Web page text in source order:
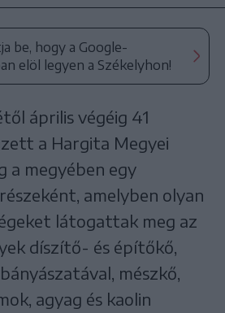
be, hogy a Google-
elöl legyen a Székelyhon!
április végéig 41
a Hargita Megyei
a megyében egy
amelyben olyan
látogattak meg az
díszítő- és építőkő,
mészkő,
agyag és kaolin